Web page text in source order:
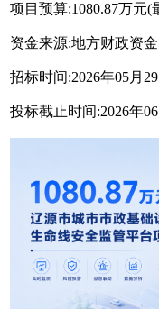
项目预算:1080.87万元
资金来源:地方财政资金
招标时间:2026年05月29
投标截止时间:2026年06